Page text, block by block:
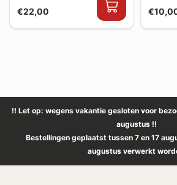
€22,00
!! Let op: wegens vakantie gesloten voor
augustus !!
Bestellingen geplaatst tussen 7 en 17
augustus verwerkt